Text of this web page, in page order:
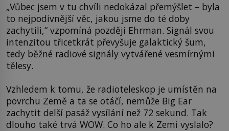
„Vůbec jsem v tu chvíli nedokázal přemýšlet – byla
to nejpodivnější věc, jakou jsme do té doby
zachytili,“ vzpomíná později Ehrman. Signál svou
intenzitou třicetkrát převyšuje galaktický šum,
tedy běžné radiové signály vytvářené vesmírnými
tělesy.
Vzhledem k tomu, že radioteleskop je umístěn na
povrchu Země a ta se otáčí, nemůže Big Ear
zachytit delší pasáž vysílání než 72 sekund. Tak
dlouho také trvá WOW. Co ho ale k Zemi vyslalo?